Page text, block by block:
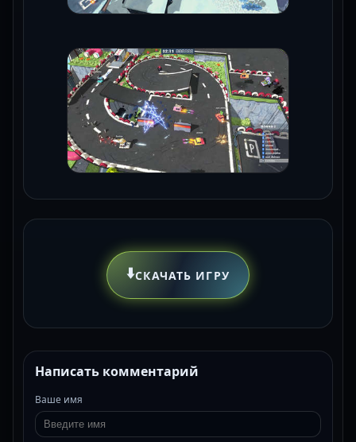
⬇️СКАЧАТЬ ИГРУ
Написать комментарий
Ваше имя